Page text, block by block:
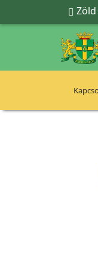
Ugrás a fő tartalomra
 Zöld